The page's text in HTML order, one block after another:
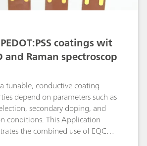
coatings wit
and Raman spectroscop
a tunable, conductive coating
depend on parameters such as
secondary doping, and
conditions. This Application
the combined use of EQCM-